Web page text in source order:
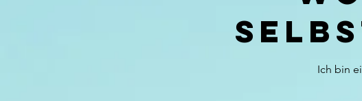
Ich bin